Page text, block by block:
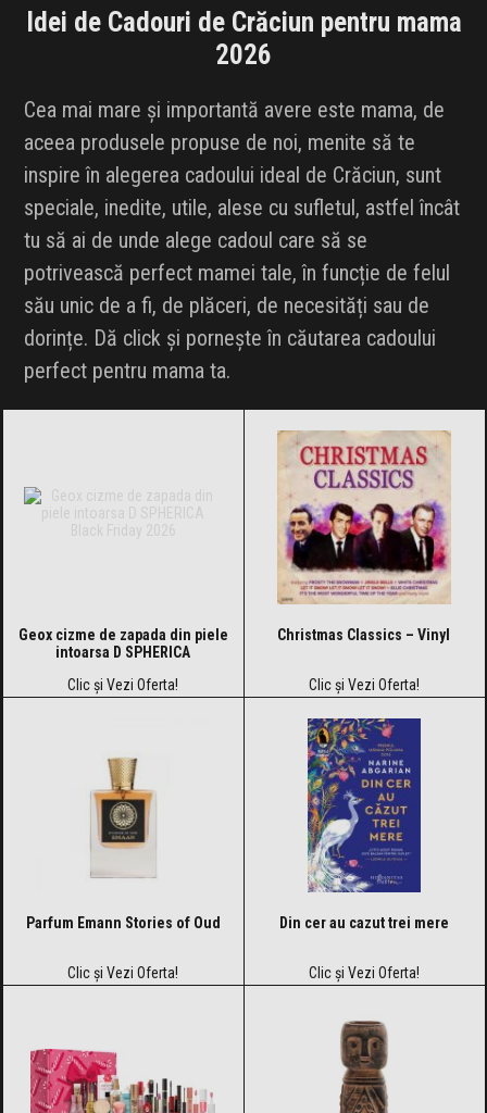
BRANDURI
ȘTIRI
FAVORITE
Idei de Cadouri de Crăciun pentru mama
2026
Cea mai mare și importantă avere este mama, de
aceea produsele propuse de noi, menite să te
inspire în alegerea cadoului ideal de Crăciun, sunt
speciale, inedite, utile, alese cu sufletul, astfel încât
tu să ai de unde alege cadoul care să se
potrivească perfect mamei tale, în funcție de felul
său unic de a fi, de plăceri, de necesități sau de
dorințe. Dă click și pornește în căutarea cadoului
perfect pentru mama ta.
Geox cizme de zapada din piele
intoarsa D SPHERICA
Clic și Vezi Oferta!
Christmas Classics – Vinyl
Clic și Vezi Oferta!
Parfum Emann Stories of Oud
Clic și Vezi Oferta!
Din cer au cazut trei mere
Clic și Vezi Oferta!